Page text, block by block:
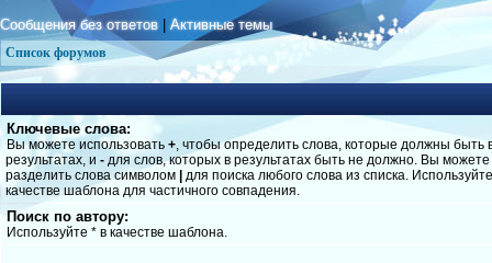
Сообщения без ответов |Активные темы
Список форумов
Ключевые слова:
Вы можете использовать +, чтобы определить слова, которые должны быть
результатах, и - для слов, которых в результатах быть не должно. Вы можете
разделить слова символом
для поиска любого слова из списка.
качестве шаблона для частичного совпадения.
Поиск по автору:
Используйте * в качестве шаблона.